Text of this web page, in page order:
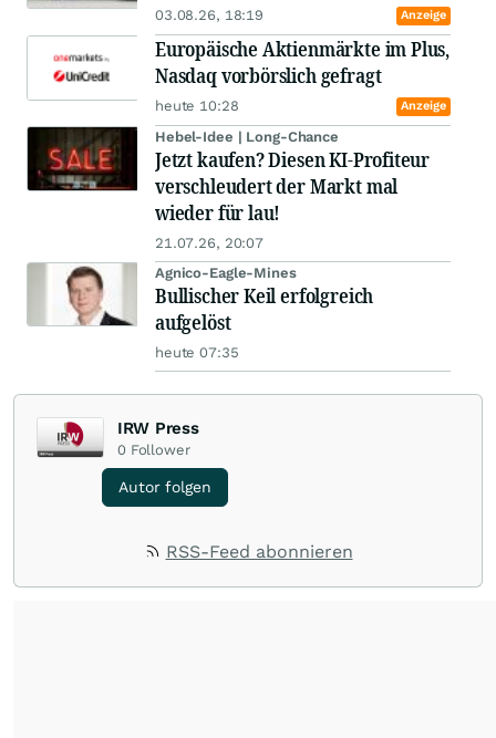
03.08.26, 18:19 Anzeige
Europäische Aktienmärkte im Plus,
Nasdaq vorbörslich gefragt
heute 10:28 Anzeige
Hebel-Idee | Long-Chance
Jetzt kaufen? Diesen KI-Profiteur
verschleudert der Markt mal
wieder für lau!
21.07.26, 20:07
Agnico-Eagle-Mines
Bullischer Keil erfolgreich
aufgelöst
heute 07:35
IRW Press
0 Follower
Autor folgen
RSS-Feed abonnieren